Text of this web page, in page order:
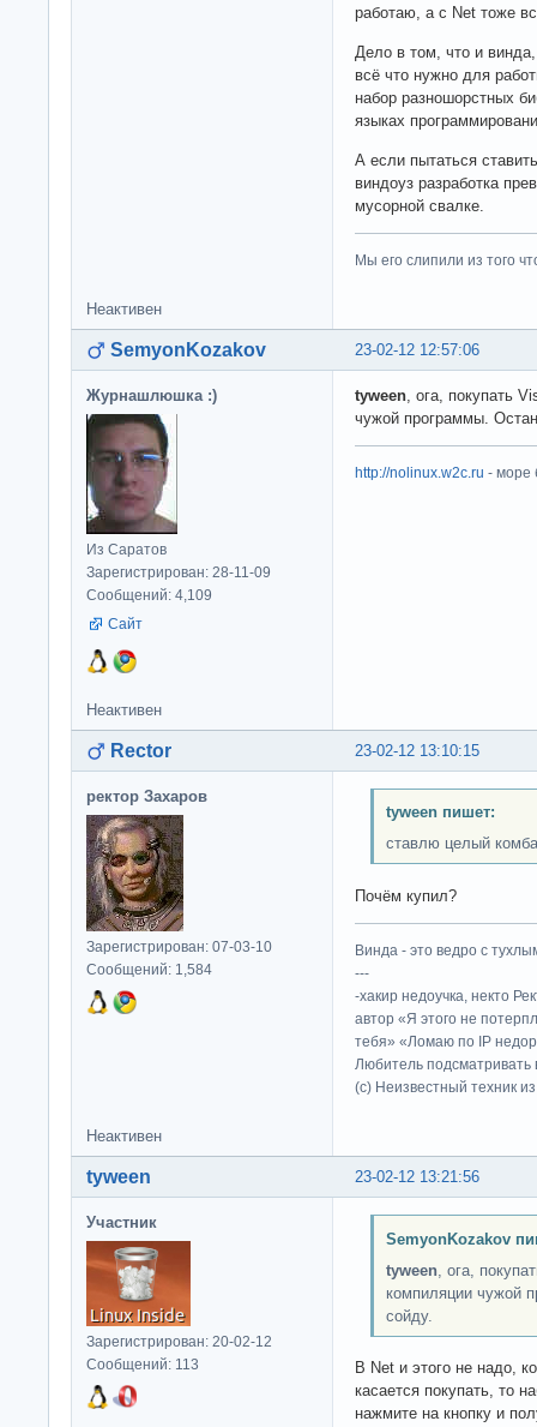
работаю, а с Net тоже
Дело в том, что и
всё что нужно для
набор разношорстных
языках
А если пытаться
виндоуз разработка
мусорной свалке.
Мы его слипили из того
Неактивен
23-02-12 12:57:06
SemyonKozakov
Журнашлюшка :)
Из Саратов
Зарегистрирован: 28-11-09
Сообщений: 4,109
Сайт
tyween , ога, покупать
чужой программы.
http://nolinux.w2c.ru - море
Неактивен
23-02-12 13:10:15
Rector
ректор Захаров
Зарегистрирован: 07-03-10
Сообщений: 1,584
tyween пишет:
ставлю целый
Почём купил?
Винда - это ведро с
---
-хакир недоучка, некто
автор «Я этого не
тебя» «Ломаю по IP
Любитель подсматривать
(c) Неизвестный техник
Неактивен
23-02-12 13:21:56
tyween
Участник
Зарегистрирован: 20-02-12
Сообщений: 113
SemyonKozakov
tyween , ога,
компиляции чужой
сойду.
В Net и этого не надо,
касается покупать, то
нажмите на кнопку и